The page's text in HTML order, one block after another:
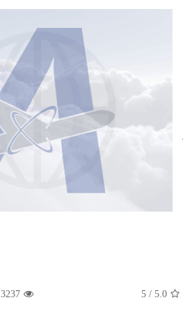
5.0
/
5
3237